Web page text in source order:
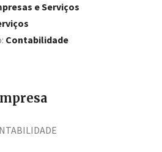
e Serviços
Contabilidade